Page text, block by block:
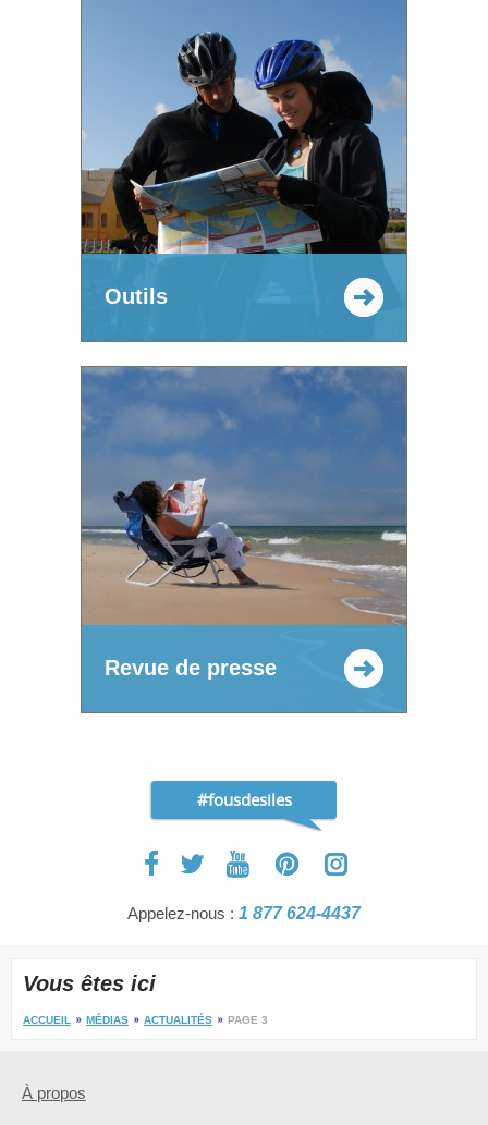
Outils
Revue de presse
#fousdesiles
Appelez-nous : 1 877 624-4437
Vous êtes ici
ACCUEIL MÉDIAS ACTUALITÉS PAGE 3
À propos